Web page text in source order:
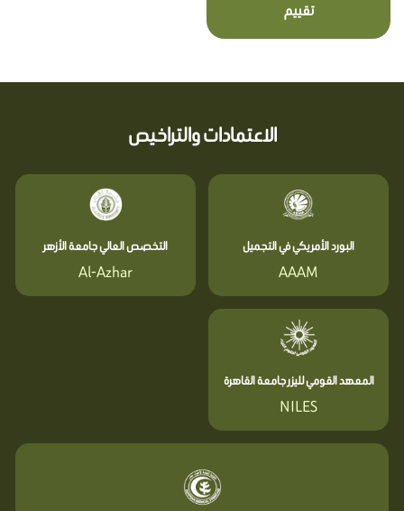
تقييم
الاعتمادات والتراخيص
البورد الأمريكي في التجميل
AAAM
التخصص العالي جامعة الأزهر
Al-Azhar
المعهد القومي لليزر جامعة القاهرة
NILES